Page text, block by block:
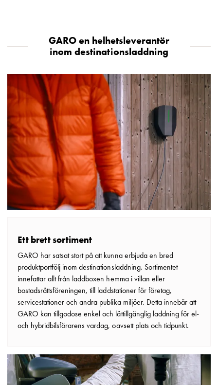
gymnasieskolor
Stories
Integritetspolicy
Ladda
ner
Svenska
English
GARO en helhetsleverantör
inom destinationsladdning
Ett brett sortiment
GARO har satsat stort på att kunna erbjuda en bred
produktportfölj inom destinationsladdning. Sortimentet
innefattar allt från laddboxen hemma i villan eller
bostadsrättsföreningen, till laddstationer för företag,
servicestationer och andra publika miljöer. Detta innebär att
GARO kan tillgodose enkel och lättillgänglig laddning för el-
och hybridbilsförarens vardag, oavsett plats och tidpunkt.